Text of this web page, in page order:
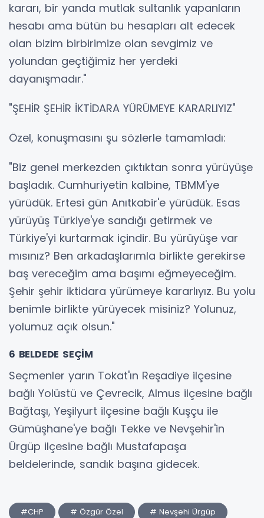
kararı, bir yanda mutlak sultanlık yapanların
hesabı ama bütün bu hesapları alt edecek
olan bizim birbirimize olan sevgimiz ve
yolundan geçtiğimiz her yerdeki
dayanışmadır."
"ŞEHİR ŞEHİR İKTİDARA YÜRÜMEYE KARARLIYIZ"
Özel, konuşmasını şu sözlerle tamamladı:
"Biz genel merkezden çıktıktan sonra yürüyüşe
başladık. Cumhuriyetin kalbine, TBMM'ye
yürüdük. Ertesi gün Anıtkabir'e yürüdük. Esas
yürüyüş Türkiye'ye sandığı getirmek ve
Türkiye'yi kurtarmak içindir. Bu yürüyüşe var
mısınız? Ben arkadaşlarımla birlikte gerekirse
baş vereceğim ama başımı eğmeyeceğim.
Şehir şehir iktidara yürümeye kararlıyız. Bu yolu
benimle birlikte yürüyecek misiniz? Yolunuz,
yolumuz açık olsun."
6 BELDEDE SEÇİM
Seçmenler yarın Tokat'ın Reşadiye ilçesine
bağlı Yolüstü ve Çevrecik, Almus ilçesine bağlı
Bağtaşı, Yeşilyurt ilçesine bağlı Kuşçu ile
Gümüşhane'ye bağlı Tekke ve Nevşehir'in
Ürgüp ilçesine bağlı Mustafapaşa
beldelerinde, sandık başına gidecek.
#CHP # Özgür Özel
# Nevşehi Ürgüp